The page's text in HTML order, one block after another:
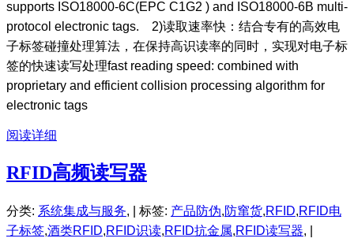
supports ISO18000-6C(EPC C1G2 ) and ISO18000-6B multi-
protocol electronic tags. 2)读取速率快：结合专有的高效电
子标签碰撞处理算法，在保持高识读率的同时，实现对电子标
签的快速读写处理fast reading speed: combined with
proprietary and efficient collision processing algorithm for
electronic tags
阅读详细
RFID高频读写器
分类: 系统集成与服务, | 标签: 产品防伪,防窜货,RFID,RFID电
子标签,酒类RFID,RFID识读,RFID抗金属,RFID读写器, |